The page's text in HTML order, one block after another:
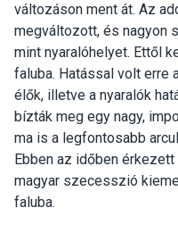
változáson ment át. Az
megváltozott, és nagyon
mint nyaralóhelyet. Ettől
faluba. Hatással volt erre
élők, illetve a nyaralók
bízták meg egy nagy,
ma is a legfontosabb
Ebben az időben
magyar szecesszió
faluba.